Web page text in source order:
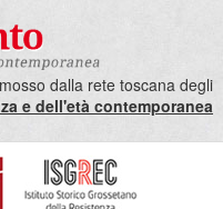
dalla rete toscana degli
e dell'età contemporanea